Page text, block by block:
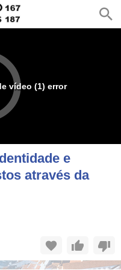
vídeo (1) error
e
através da